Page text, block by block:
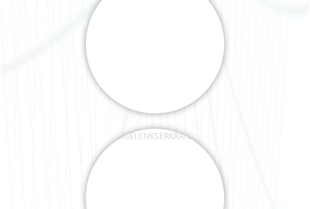
KIEFERGELENKSERKRANKUN
GEN